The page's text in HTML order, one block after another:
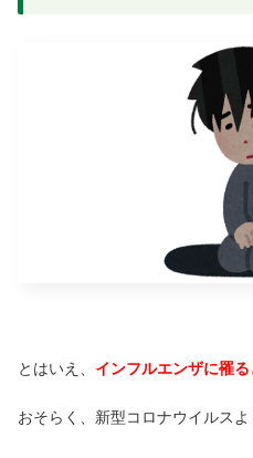
とはいえ、 インフルエンザに罹
おそらく、新型コロナウイルスよ